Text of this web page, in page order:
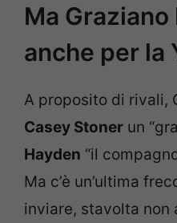
Ma Graziano
anche per la
A proposito di rivali,
Casey Stoner un
Hayden “il
Ma c’è un’ultima
inviare, stavolta non